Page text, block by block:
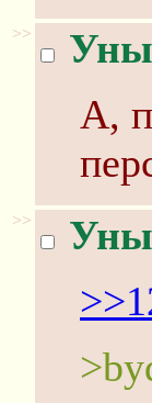
>>
А,
>>